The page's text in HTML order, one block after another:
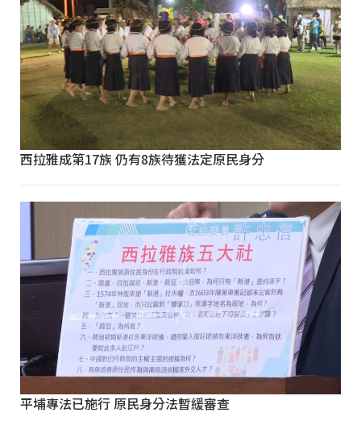
西拉雅成第17族 仍有8族待獲法定原民身分
平埔專法已施行 原民身分法暫緩審查